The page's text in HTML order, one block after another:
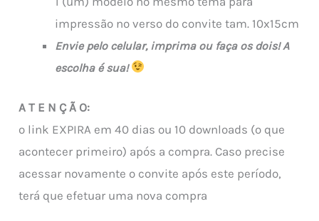
impressão no verso do convite tam. 10x15cm
Envie pelo celular, imprima ou faça os dois! A
escolha é sua!
A T E N Ç Ã O:
o link EXPIRA em 40 dias ou 10 downloads (o que
acontecer primeiro) após a compra. Caso precise
acessar novamente o convite após este período,
terá que efetuar uma nova compra